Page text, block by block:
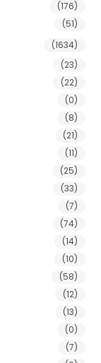
(176)
(51)
(1634)
(23)
(22)
(0)
(8)
(21)
(11)
(25)
(33)
(7)
(74)
(14)
(10)
(58)
(12)
(13)
(0)
(7)